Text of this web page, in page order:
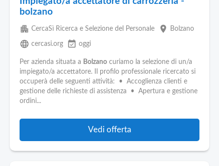
bolzano
apartment CercaSì Ricerca e Selezione del Personale place Bolzano
language cercasi.org event_available oggi
Per azienda situata a Bolzano curiamo la selezione di un/a
impiegato/a accettatore. Il profilo professionale ricercato si
occuperà delle seguenti attività: • Accoglienza clienti e
gestione delle richieste di assistenza • Apertura e gestione
ordini...
Vedi offerta